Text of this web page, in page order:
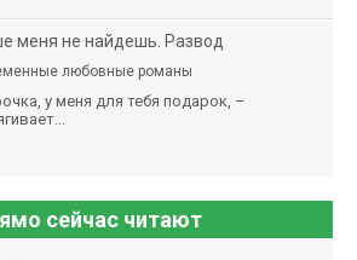
меня не найдешь. Развод
любовные романы
у меня для тебя подарок, –
сейчас читают